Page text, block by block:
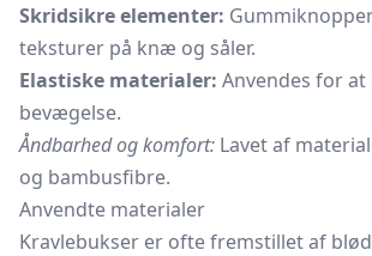
Skridsikre elementer:
teksturer på knæ og såler.
Elastiske materialer: Anvendes for
bevægelse.
Åndbarhed og komfort: Lavet af
og bambusfibre.
Anvendte materialer
Kravlebukser er ofte fremstillet af